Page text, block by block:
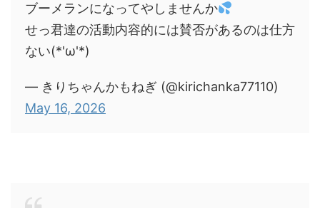
ブーメランになってやしませんか
せっ君達の活動内容的には賛否があるのは仕方
ない(*'ω'*)
— きりちゃんかもねぎ (@kirichanka77110)
May 16, 2026